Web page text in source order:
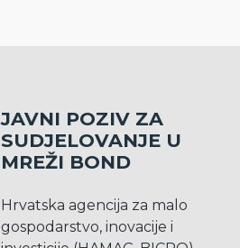
JAVNI POZIV ZA
SUDJELOVANJE U
MREŽI BOND
Hrvatska agencija za malo
gospodarstvo, inovacije i